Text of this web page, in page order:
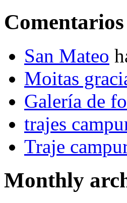
San Mateo
Moitas
Galería de
trajes
Traje
Monthly